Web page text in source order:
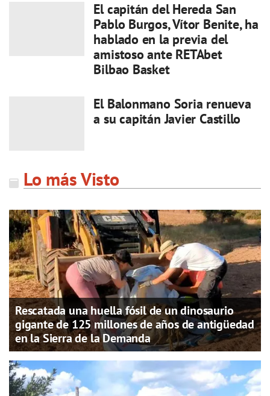
El capitán del Hereda San
Pablo Burgos, Vítor Benite, ha
hablado en la previa del
amistoso ante RETAbet
Bilbao Basket
El Balonmano Soria renueva
a su capitán Javier Castillo
Lo más Visto
Rescatada una huella fósil de un dinosaurio
gigante de 125 millones de años de antigüedad
en la Sierra de la Demanda